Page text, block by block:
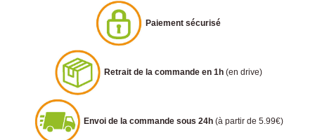
Paiement sécurisé
Retrait de la commande en 1h (en drive)
Envoi de la commande sous 24h (à partir de 5.99€)